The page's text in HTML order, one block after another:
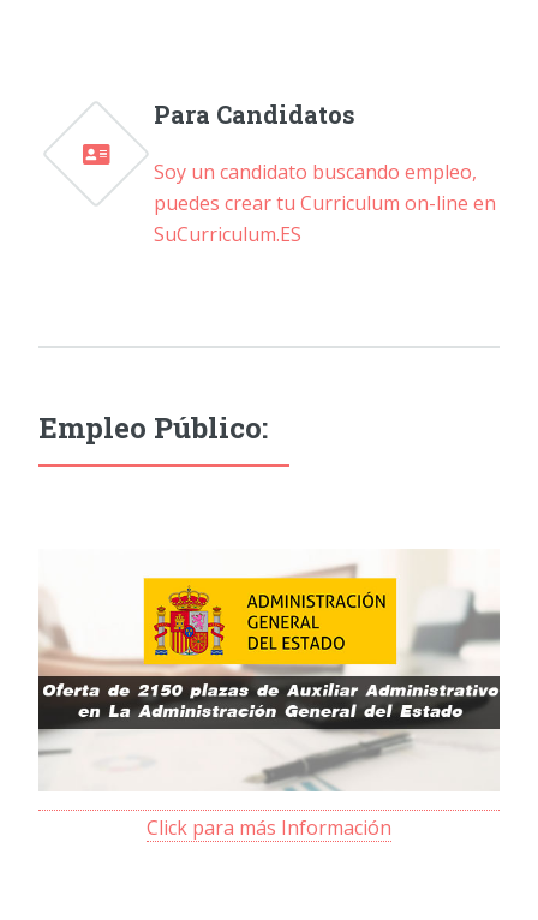
Para Candidatos
Soy un candidato buscando empleo,
puedes crear tu Curriculum on-line en
SuCurriculum.ES
Empleo Público:
Click para más Información